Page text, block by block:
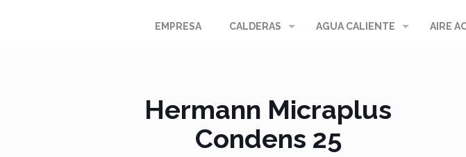
EMPRESA CALDERAS AGUA CALIENTE AIRE
Hermann Micraplus
Condens 25